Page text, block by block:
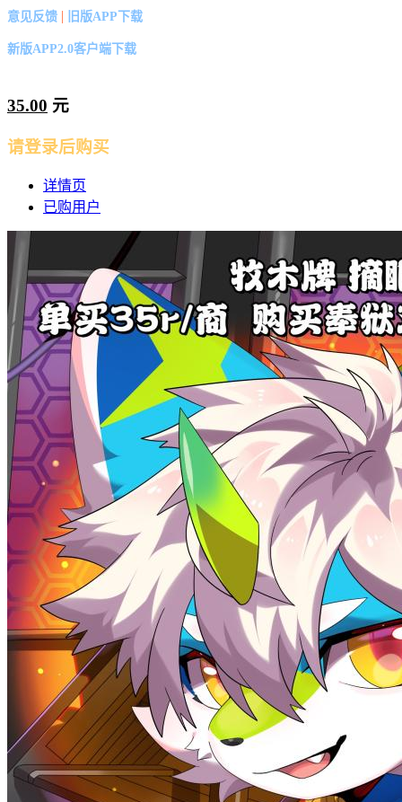
意见反馈 | 旧版APP下载
新版APP2.0客户端下载
35.00 元
请登录后购买
详情页
已购用户